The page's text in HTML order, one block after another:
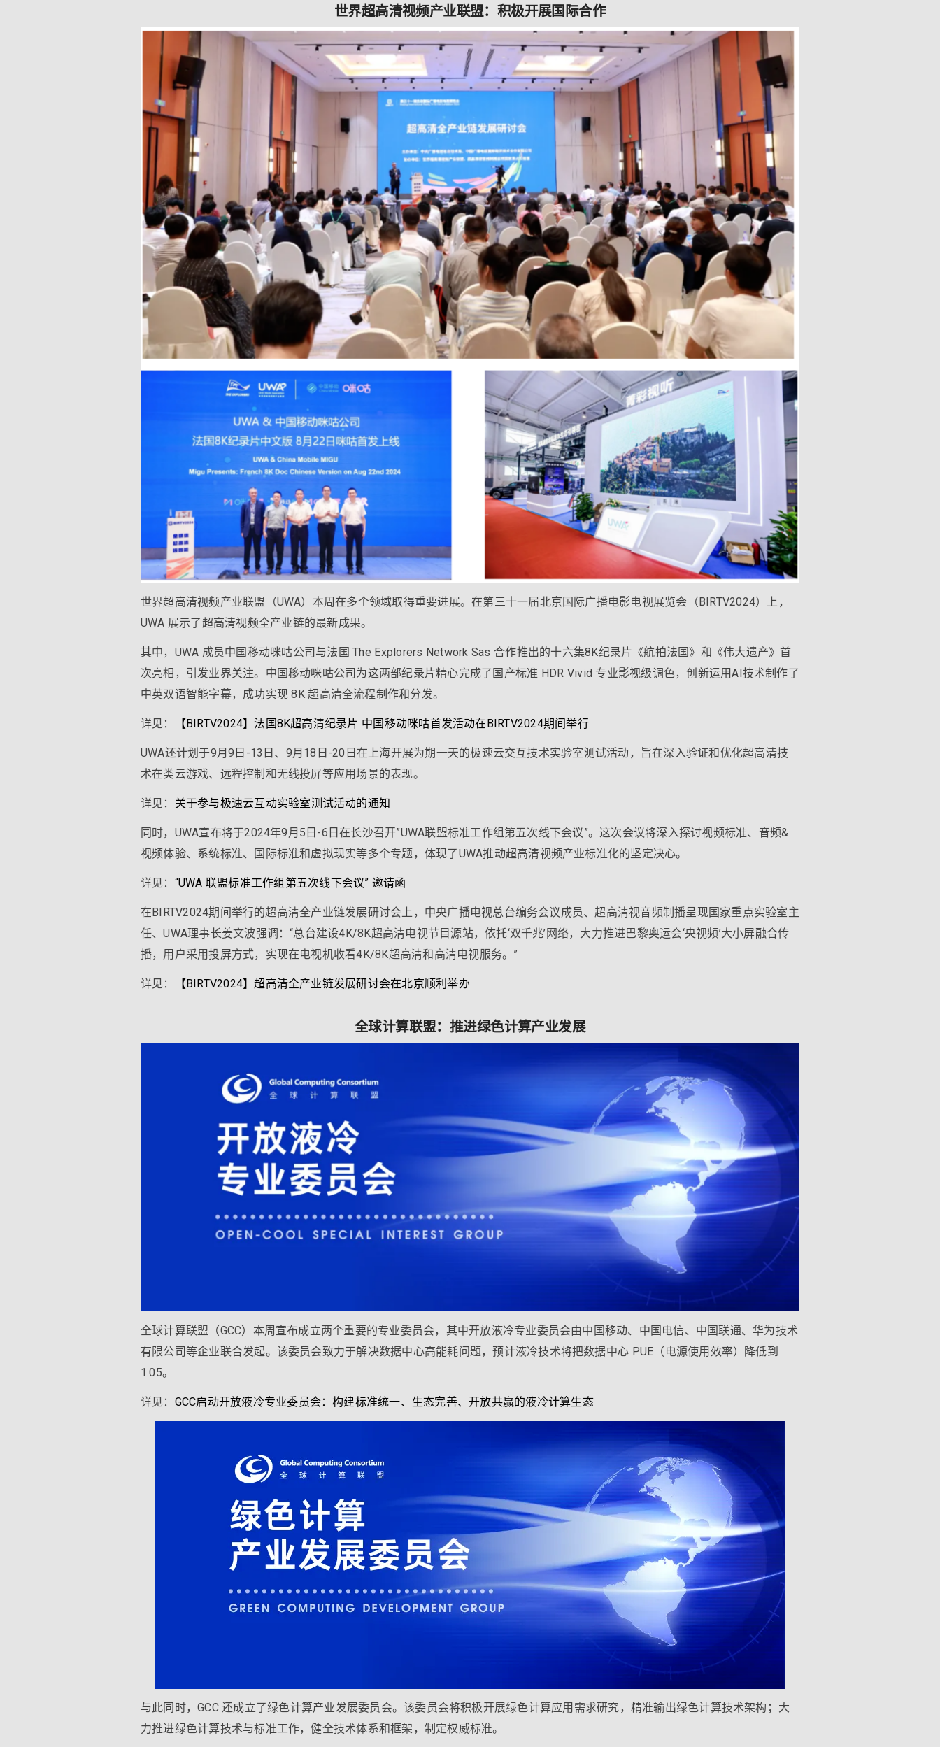
世界超高清视频产业联盟：积极开展国际合作
世界超高清视频产业联盟（UWA）本周在多个领域取得重要进展。在第三十一届北京国际广播电影电视展览会（BIRTV2024）上，
UWA 展示了超高清视频全产业链的最新成果。
其中，UWA 成员中国移动咪咕公司与法国 The Explorers Network Sas 合作推出的十六集8K纪录片《航拍法国》和《伟大遗产》首
次亮相，引发业界关注。中国移动咪咕公司为这两部纪录片精心完成了国产标准 HDR Vivid 专业影视级调色，创新运用AI技术制作了
中英双语智能字幕，成功实现 8K 超高清全流程制作和分发。
详见： 【BIRTV2024】法国8K超高清纪录片 中国移动咪咕首发活动在BIRTV2024期间举行
UWA还计划于9月9日-13日、9月18日-20日在上海开展为期一天的极速云交互技术实验室测试活动，旨在深入验证和优化超高清技
术在类云游戏、远程控制和无线投屏等应用场景的表现。
详见： 关于参与极速云互动实验室测试活动的通知
同时，UWA宣布将于2024年9月5日-6日在长沙召开”UWA联盟标准工作组第五次线下会议”。这次会议将深入探讨视频标准、音频&
视频体验、系统标准、国际标准和虚拟现实等多个专题，体现了UWA推动超高清视频产业标准化的坚定决心。
详见： “UWA 联盟标准工作组第五次线下会议” 邀请函
在BIRTV2024期间举行的超高清全产业链发展研讨会上，中央广播电视总台编务会议成员、超高清视音频制播呈现国家重点实验室主
任、UWA理事长姜文波强调：“总台建设4K/8K超高清电视节目源站，依托‘双千兆’网络，大力推进巴黎奥运会‘央视频’大小屏融合传
播，用户采用投屏方式，实现在电视机收看4K/8K超高清和高清电视服务。”
详见： 【BIRTV2024】超高清全产业链发展研讨会在北京顺利举办
全球计算联盟：推进绿色计算产业发展
全球计算联盟（GCC）本周宣布成立两个重要的专业委员会，其中开放液冷专业委员会由中国移动、中国电信、中国联通、华为技术
有限公司等企业联合发起。该委员会致力于解决数据中心高能耗问题，预计液冷技术将把数据中心 PUE（电源使用效率）降低到
1.05。
详见： GCC启动开放液冷专业委员会：构建标准统一、生态完善、开放共赢的液冷计算生态
与此同时，GCC 还成立了绿色计算产业发展委员会。该委员会将积极开展绿色计算应用需求研究，精准输出绿色计算技术架构；大
力推进绿色计算技术与标准工作，健全技术体系和框架，制定权威标准。